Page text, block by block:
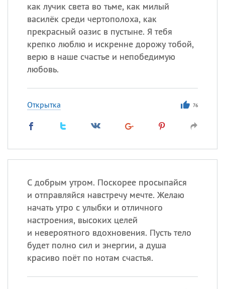
как лучик света во тьме, как милый
василёк среди чертополоха, как
прекрасный оазис в пустыне. Я тебя
крепко люблю и искренне дорожу тобой,
верю в наше счастье и непобедимую
любовь.
Открытка 76
С добрым утром. Поскорее просыпайся
и отправляйся навстречу мечте. Желаю
начать утро с улыбки и отличного
настроения, высоких целей
и невероятного вдохновения. Пусть тело
будет полно сил и энергии, а душа
красиво поёт по нотам счастья.